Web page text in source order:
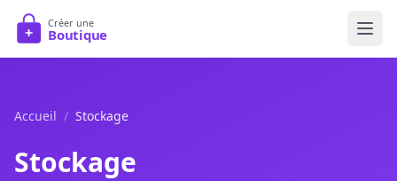
Accueil / Stockage
Stockage